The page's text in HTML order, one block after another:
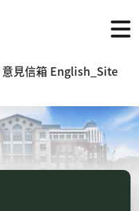
意見信箱 English_Site